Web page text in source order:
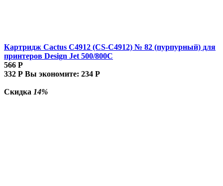
Картридж Cactus C4912 (CS-C4912) № 82 (пурпурный) для
принтеров Design Jet 500/800C
566 Р
332 Р Вы экономите: 234 Р
Скидка 14%